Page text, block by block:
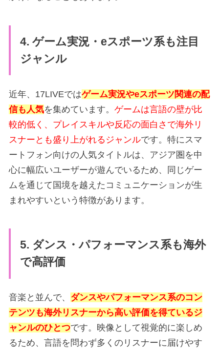
4. ゲーム実況・eスポーツ系も注目
ジャンル
近年、17LIVEではゲーム実況やeスポーツ関連の配
信も人気を集めています。 ゲームは言語の壁が比
較的低く、プレイスキルや反応の面白さで海外リ
スナーとも盛り上がれるジャンルです。特にスマ
ートフォン向けの人気タイトルは、アジア圏を中
心に幅広いユーザーが遊んでいるため、同じゲー
ムを通じて国境を越えたコミュニケーションが生
まれやすいという特徴があります。
5. ダンス・パフォーマンス系も海外
で高評価
音楽と並んで、 ダンスやパフォーマンス系のコン
テンツも海外リスナーから高い評価を得ているジ
ャンルのひとつです。映像として視覚的に楽しめ
るため、言語を問わず多くのリスナーに届けやす